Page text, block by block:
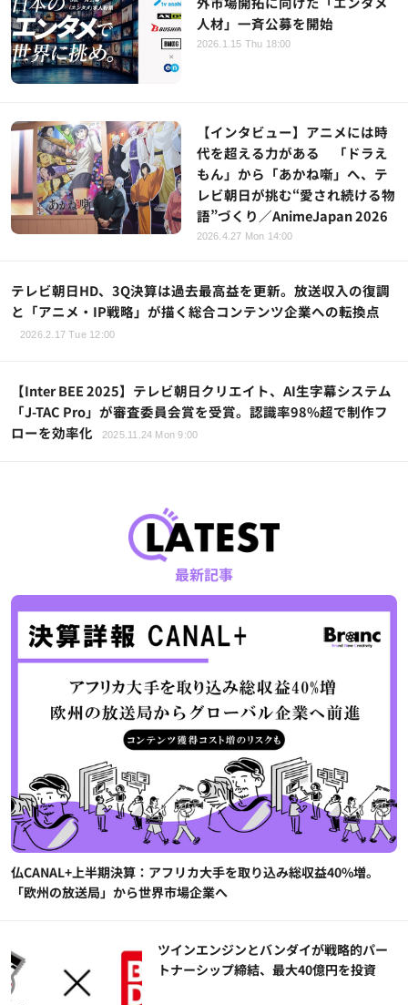
人材」一斉公募を開始
2026.1.15 Thu 18:00
【インタビュー】アニメには時
代を超える力がある 「ドラえ
もん」から「あかね噺」へ、テ
レビ朝日が挑む“愛され続ける物
語”づくり／AnimeJapan 2026
2026.4.27 Mon 14:00
テレビ朝日HD、3Q決算は過去最高益を更新。放送収入の復調
と「アニメ・IP戦略」が描く総合コンテンツ企業への転換点
2026.2.17 Tue 12:00
【Inter BEE 2025】テレビ朝日クリエイト、AI生字幕システム
「J-TAC Pro」が審査委員会賞を受賞。認識率98%超で制作フ
ローを効率化
2025.11.24 Mon 9:00
最新記事
仏CANAL+上半期決算：アフリカ大手を取り込み総収益40%増。
「欧州の放送局」から世界市場企業へ
ツインエンジンとバンダイが戦略的パー
トナーシップ締結、最大40億円を投資